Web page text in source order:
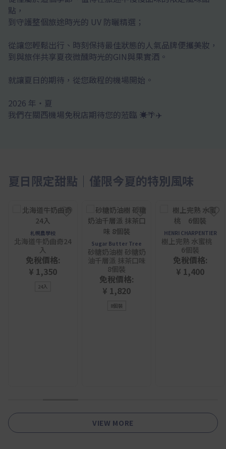
點，
到守護整個旅途時光的 UV 防曬精選；
從讓您輕鬆出行、時刻保持最佳狀態的人氣品牌便攜美妝，
到與旅伴共享夏夜微醺時光的GIN與果實酒。
就讓夏日的期待，從您啟程的機場開始。
2026 年・夏
我們在關西機場免稅店期待您的蒞臨 ☀️🌴✈️
夏日限定甜點｜僅限今夏的特別風味
札幌農學校
北海道牛奶曲奇24
入
免稅價格:
¥ 1,350
24入
Sugar Butter Tree
砂糖奶油樹 砂糖奶
油千層派 抹茶口味
8個裝
免稅價格:
¥ 1,820
8個裝
HENRI CHARPENTIER
樹上完熟 水蜜桃
6個裝
免稅價格:
¥ 1,400
VIEW MORE